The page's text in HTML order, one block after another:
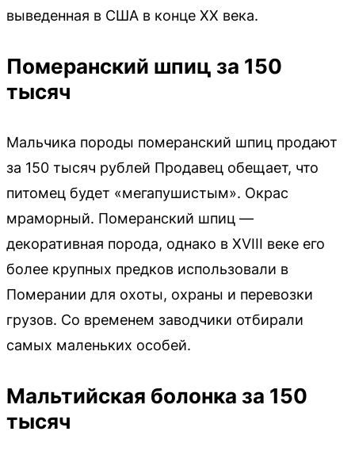
выведенная в США в конце XX века.
Померанский шпиц за 150
тысяч
Мальчика породы померанский шпиц продают
за 150 тысяч рублей Продавец обещает, что
питомец будет «мегапушистым». Окрас
мраморный. Померанский шпиц —
декоративная порода, однако в XVIII веке его
более крупных предков использовали в
Померании для охоты, охраны и перевозки
грузов. Со временем заводчики отбирали
самых маленьких особей.
Мальтийская болонка за 150
тысяч